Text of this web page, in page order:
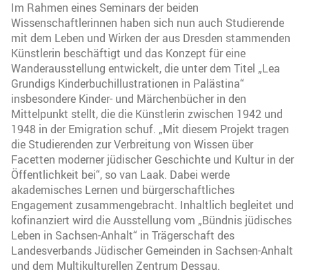
Im Rahmen eines Seminars der beiden
Wissenschaftlerinnen haben sich nun auch Studierende
mit dem Leben und Wirken der aus Dresden stammenden
Künstlerin beschäftigt und das Konzept für eine
Wanderausstellung entwickelt, die unter dem Titel „Lea
Grundigs Kinderbuchillustrationen in Palästina“
insbesondere Kinder- und Märchenbücher in den
Mittelpunkt stellt, die die Künstlerin zwischen 1942 und
1948 in der Emigration schuf. „Mit diesem Projekt tragen
die Studierenden zur Verbreitung von Wissen über
Facetten moderner jüdischer Geschichte und Kultur in der
Öffentlichkeit bei“, so van Laak. Dabei werde
akademisches Lernen und bürgerschaftliches
Engagement zusammengebracht. Inhaltlich begleitet und
kofinanziert wird die Ausstellung vom „Bündnis jüdisches
Leben in Sachsen-Anhalt“ in Trägerschaft des
Landesverbands Jüdischer Gemeinden in Sachsen-Anhalt
und dem Multikulturellen Zentrum Dessau.